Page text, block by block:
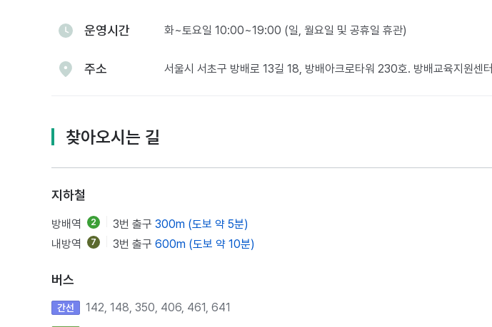
운영시간 화~토요일 10:00~19:00 (일, 월요일 및 공휴일 휴관)
주소 서울시 서초구 방배로 13길 18, 방배아크로타워 230호. 방배교육지원센터​
찾아오시는 길
지하철
방배역 2 3번 출구 300m (도보 약 5분)
내방역
7 3번 출구 600m (도보 약 10분)
버스
간선
142, 148, 350, 406, 461, 641